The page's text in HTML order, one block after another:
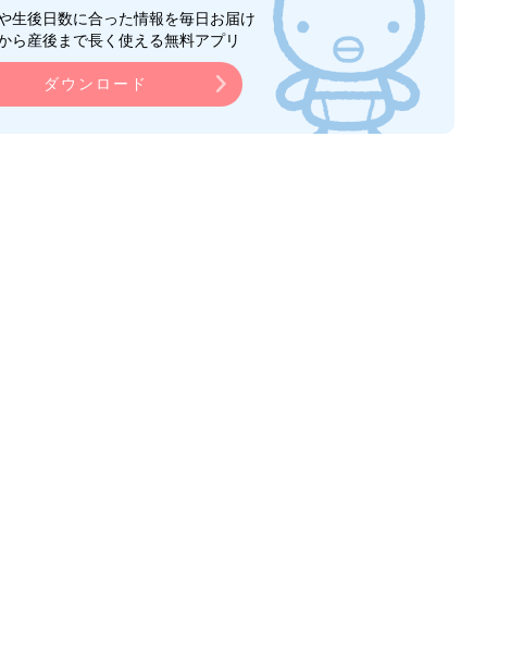
生後日数に合った情報を毎日お届け
ら産後まで長く使える無料アプリ
ダウンロード